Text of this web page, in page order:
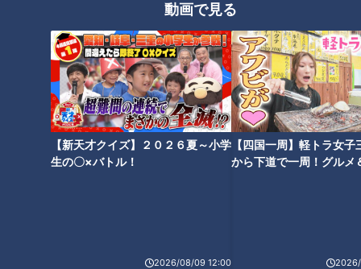
動画で見る
【新天才クイズ】２０２６夏～小学
生の〇×バトル！
2026/08/09 12:00
【四国一周】軽トラ女子
から下道で一周！グルメ
見どころ完全攻略！動物園マニ
アが教える秋の「東山動植物
100円遊び場？もふもふ動物
園？スリル日本一！？愛知の新
穴場スポット大調査！【花咲か
タイムズ】
ル！限定グルメで心もお腹も満